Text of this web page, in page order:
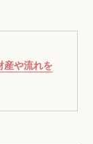
産や流れを